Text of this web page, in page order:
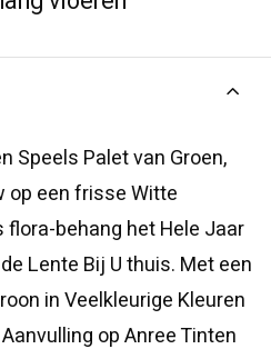
Speels Palet van Groen,
op een frisse Witte
behang het Hele Jaar
Lente Bij U thuis. Met een
in Veelkleurige Kleuren
op Anree Tinten